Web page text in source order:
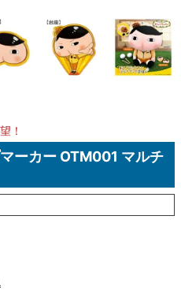
！
ーカー OTM001 マルチ